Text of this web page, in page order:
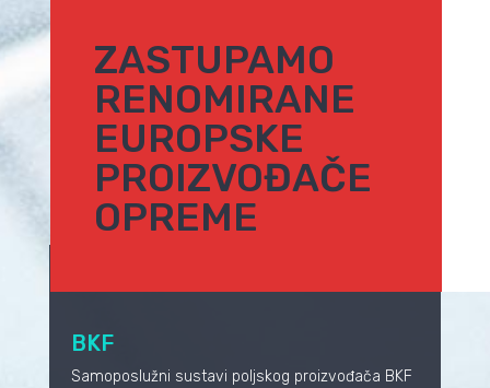
ZASTUPAMO
RENOMIRANE
EUROPSKE
PROIZVOĐAČE
OPREME
BKF
Samoposlužni sustavi poljskog proizvođača BKF